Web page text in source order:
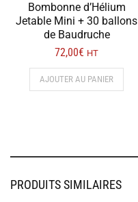
Bombonne d’Hélium
Jetable Mini + 30 ballons
de Baudruche
72,00€ HT
AJOUTER AU PANIER
PRODUITS SIMILAIRES